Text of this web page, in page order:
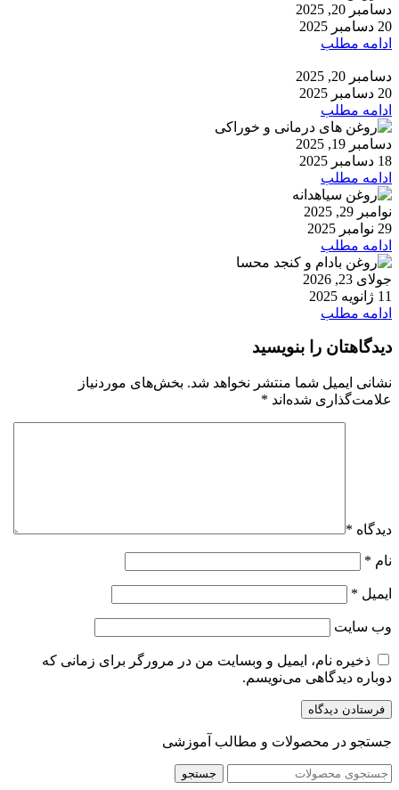
دسامبر 20, 2025
20 دسامبر 2025
ادامه مطلب
دسامبر 20, 2025
20 دسامبر 2025
ادامه مطلب
دسامبر 19, 2025
18 دسامبر 2025
ادامه مطلب
نوامبر 29, 2025
29 نوامبر 2025
ادامه مطلب
جولای 23, 2026
11 ژانویه 2025
ادامه مطلب
دیدگاهتان را بنویسید
نشانی ایمیل شما منتشر نخواهد شد. بخش‌های موردنیاز
علامت‌گذاری شده‌اند *
دیدگاه *
نام *
ایمیل *
وب‌ سایت
ذخیره نام، ایمیل و وبسایت من در مرورگر برای زمانی که
دوباره دیدگاهی می‌نویسم.
جستجو در محصولات و مطالب آموزشی
جستجو